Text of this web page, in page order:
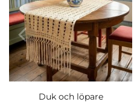
Duk och löpare